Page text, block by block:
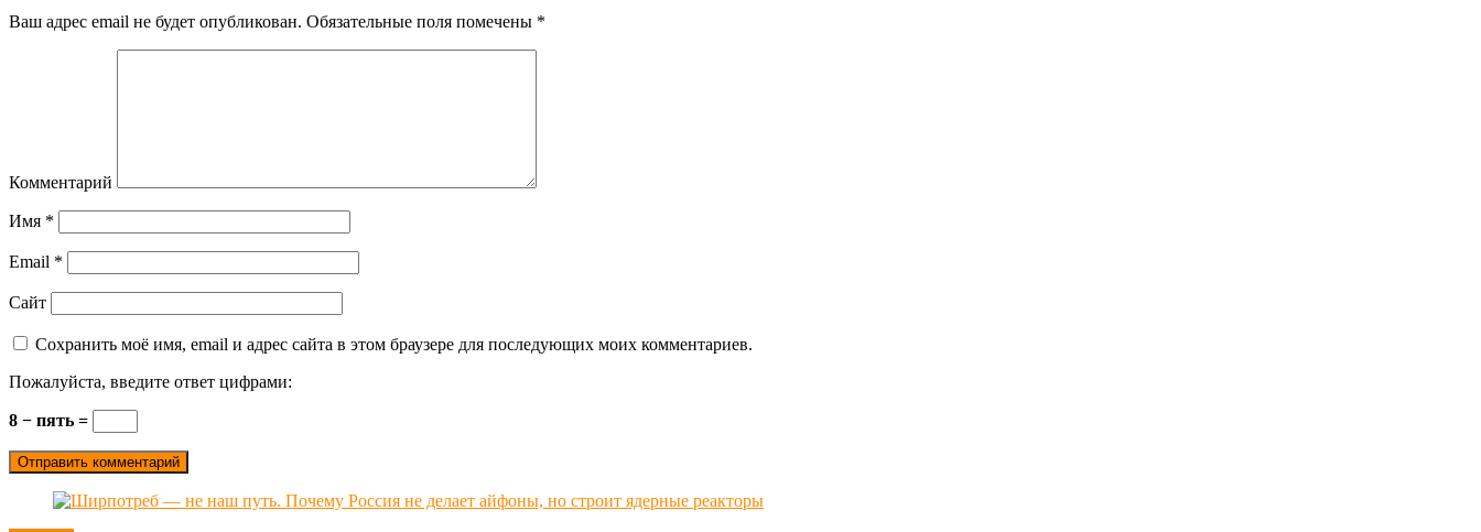
Ваш адрес email не будет опубликован. Обязательные поля помечены *
Комментарий
Имя *
Email *
Сайт
Сохранить моё имя, email и адрес сайта в этом браузере для последующих моих комментариев.
Пожалуйста, введите ответ цифрами:
8 − пять =